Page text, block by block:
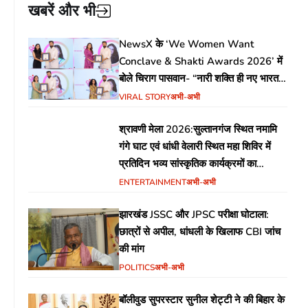
खबरें और भी
NewsX के ‘We Women Want
Conclave & Shakti Awards 2026’ में
बोले चिराग पासवान- “नारी शक्ति ही नए भारत
की सबसे बड़ी ताकत”
VIRAL STORYअभी-अभी
श्रावणी मेला 2026:सुल्तानगंज स्थित नमामि
गंगे घाट एवं धांधी वेलारी स्थित महा शिविर में
प्रतिदिन भव्य सांस्कृतिक कार्यक्रमों का
आयोजन
ENTERTAINMENTअभी-अभी
झारखंड JSSC और JPSC परीक्षा घोटाला:
छात्रों से अपील, धांधली के खिलाफ CBI जांच
की मांग
POLITICSअभी-अभी
बॉलीवुड सुपरस्टार सुनील शेट्टी ने की बिहार के